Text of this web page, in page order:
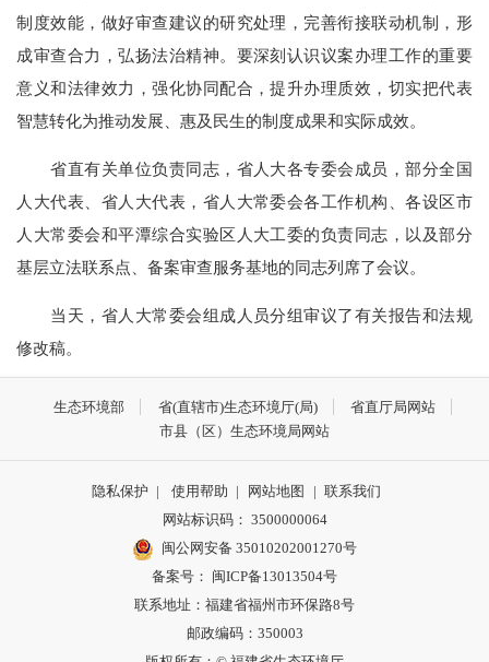
制度效能，做好审查建议的研究处理，完善衔接联动机制，形
成审查合力，弘扬法治精神。要深刻认识议案办理工作的重要
意义和法律效力，强化协同配合，提升办理质效，切实把代表
智慧转化为推动发展、惠及民生的制度成果和实际成效。
省直有关单位负责同志，省人大各专委会成员，部分全国
人大代表、省人大代表，省人大常委会各工作机构、各设区市
人大常委会和平潭综合实验区人大工委的负责同志，以及部分
基层立法联系点、备案审查服务基地的同志列席了会议。
当天，省人大常委会组成人员分组审议了有关报告和法规
修改稿。
生态环境部 省(直辖市)生态环境厅(局)
省直厅局网站
市县（区）生态环境局网站
隐私保护 | 使用帮助 | 网站地图 | 联系我们
网站标识码： 3500000064
闽公网安备 35010202001270号
备案号： 闽ICP备13013504号
联系地址：福建省福州市环保路8号
邮政编码：350003